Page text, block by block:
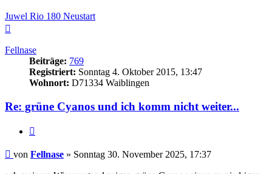
Juwel Rio 180 Neustart
Fellnase
Beiträge: 769
Registriert: Sonntag 4. Oktober 2015, 13:47
Wohnort: D71334 Waiblingen
Re: grüne Cyanos und ich komm nicht weiter...
Beitrag
von Fellnase » Sonntag 30. November 2025, 17:37